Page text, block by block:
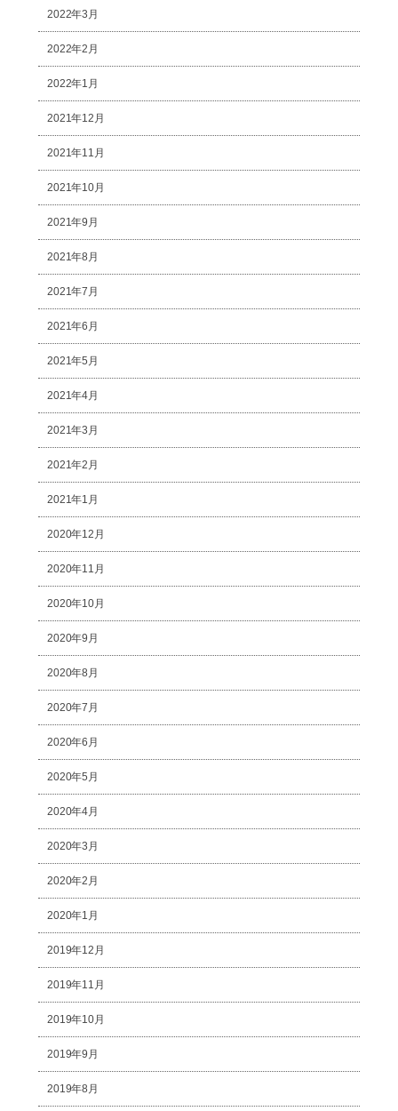
2022年3月
2022年2月
2022年1月
2021年12月
2021年11月
2021年10月
2021年9月
2021年8月
2021年7月
2021年6月
2021年5月
2021年4月
2021年3月
2021年2月
2021年1月
2020年12月
2020年11月
2020年10月
2020年9月
2020年8月
2020年7月
2020年6月
2020年5月
2020年4月
2020年3月
2020年2月
2020年1月
2019年12月
2019年11月
2019年10月
2019年9月
2019年8月